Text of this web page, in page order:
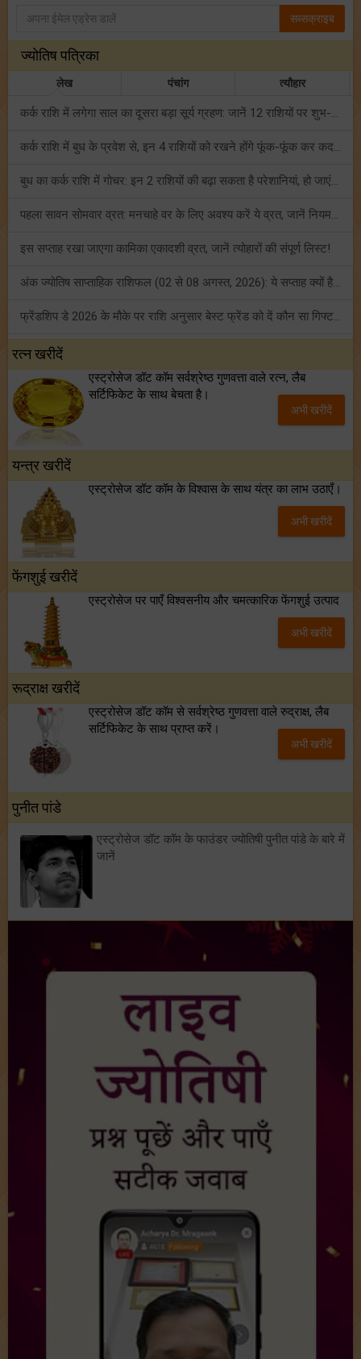
सब्सक्राइब
ज्योतिष पत्रिका
लेख पंचांग त्यौहार
कर्क राशि में लगेगा साल का दूसरा बड़ा सूर्य ग्रहण: जानें 12 राशियों पर शुभ-अशुभ प्रभाव!
कर्क राशि में बुध के प्रवेश से, इन 4 राशियों को रखने होंगे फूंक-फूंक कर कदम!
बुध का कर्क राशि में गोचर: इन 2 राशियों की बढ़ा सकता है परेशानियां, हो जाएं सावधान!
पहला सावन सोमवार व्रत: मनचाहे वर के लिए अवश्य करें ये व्रत, जानें नियम एवं पूजा विधि!
इस सप्ताह रखा जाएगा कामिका एकादशी व्रत, जानें त्योहारों की संपूर्ण लिस्ट!
अंक ज्योतिष साप्ताहिक राशिफल (02 से 08 अगस्त, 2026): ये सप्ताह क्यों है खास?
फ्रेंडशिप डे 2026 के मौके पर राशि अनुसार बेस्ट फ्रेंड को दें कौन सा गिफ्ट? जानें
शनि साढ़े साती और ढैय्या से परेशान हैं? शनि कृपा के लिए अवश्य करें शनिवार व्रत!
रत्न खरीदें
एस्ट्रोसेज डॉट कॉम सर्वश्रेष्ठ गुणवत्ता वाले रत्न, लैब
सर्टिफिकेट के साथ बेचता है।
अभी खरीदें
यन्त्र खरीदें
एस्ट्रोसेज डॉट कॉम के विश्वास के साथ यंत्र का लाभ उठाएँ।
अभी खरीदें
फेंगशुई खरीदें
एस्ट्रोसेज पर पाएँ विश्वसनीय और चमत्कारिक फेंगशुई उत्पाद
अभी खरीदें
रूद्राक्ष खरीदें
एस्ट्रोसेज डॉट कॉम से सर्वश्रेष्ठ गुणवत्ता वाले रुद्राक्ष, लैब
सर्टिफिकेट के साथ प्राप्त करें।
अभी खरीदें
पुनीत पांडे
एस्ट्रोसेज डॉट कॉम के फाउंडर ज्योतिषी पुनीत पांडे के बारे में
जानें